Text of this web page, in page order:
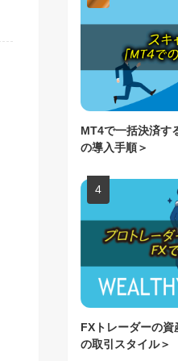
MT4で一括決済す
の導入手順＞
FXトレーダーの資
の取引スタイル＞